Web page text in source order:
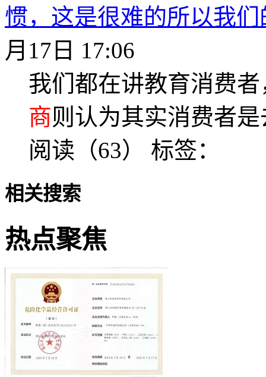
惯，这是很难的所以我
月17日 17:06
我们都在讲教育消费者
商则认为其实消费者
阅读（63） 标签：
相关搜索
热点聚焦